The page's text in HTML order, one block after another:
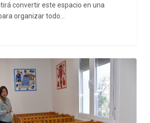
convertir este espacio en una
organizar todo…